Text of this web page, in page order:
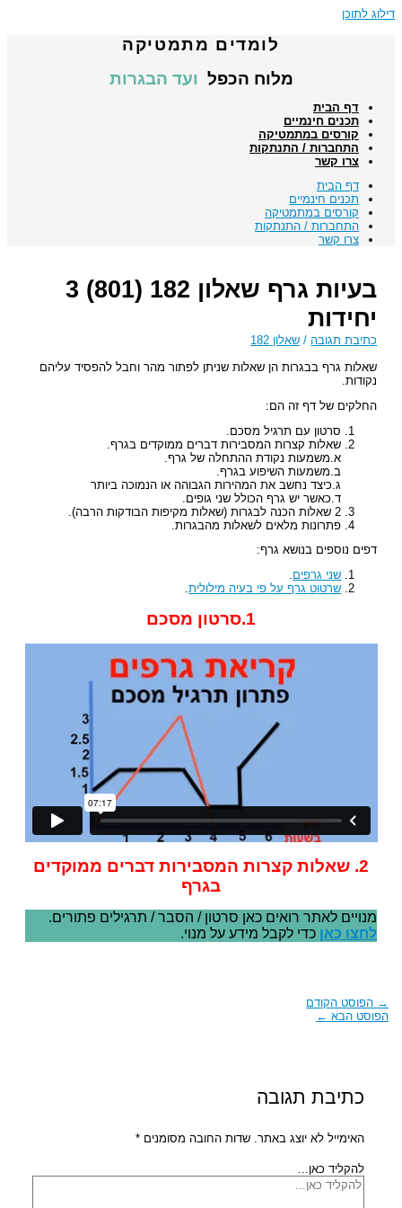
דילוג לתוכן
לומדים מתמטיקה
מלוח הכפל ועד הבגרות
דף הבית
תכנים חינמיים
קורסים במתמטיקה
התחברות / התנתקות
צרו קשר
דף הבית
תכנים חינמיים
קורסים במתמטיקה
התחברות / התנתקות
צרו קשר
בעיות גרף שאלון 182 (801) 3
יחידות
כתיבת תגובה / שאלון 182
שאלות גרף בבגרות הן שאלות שניתן לפתור מהר וחבל להפסיד עליהם
נקודות.
החלקים של דף זה הם:
סרטון עם תרגיל מסכם.
שאלות קצרות המסבירות דברים ממוקדים בגרף.
א.משמעות נקודת ההתחלה של גרף.
ב.משמעות השיפוע בגרף.
ג.כיצד נחשב את המהירות הגבוהה או הנמוכה ביותר
ד.כאשר יש גרף הכולל שני גופים.
2 שאלות הכנה לבגרות (שאלות מקיפות הבודקות הרבה).
פתרונות מלאים לשאלות מהבגרות.
דפים נוספים בנושא גרף:
שני גרפים.
שרטוט גרף על פי בעיה מילולית.
1.סרטון מסכם
2. שאלות קצרות המסבירות דברים ממוקדים
בגרף
מנויים לאתר רואים כאן סרטון / הסבר / תרגילים פתורים.
לחצו כאן כדי לקבל מידע על מנוי.
→ הפוסט הקודם
הפוסט הבא ←
כתיבת תגובה
האימייל לא יוצג באתר. שדות החובה מסומנים*
להקליד כאן...